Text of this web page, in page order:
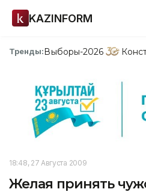
KAZINFORM
Тренды:Выборы-2026
18:48, 27 Августа 2009
Желая принять